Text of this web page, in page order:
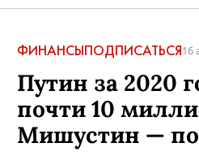
ФИНАНСЫПОДПИСАТЬСЯ16
Путин за 2020
почти 10
Мишустин —